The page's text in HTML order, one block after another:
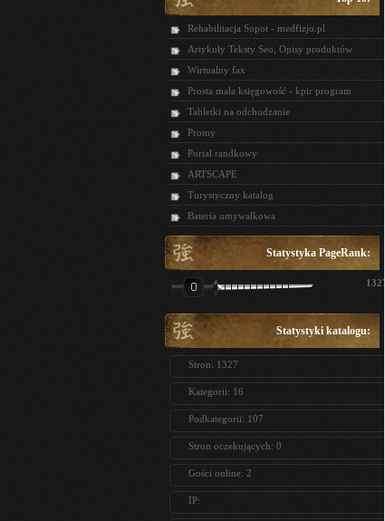
Rehabilitacja Sopot - medfizjo.pl
Artykuły Teksty Seo, Opisy produktów
Wirtualny fax
Prosta mała księgowość - kpir program
Tabletki na odchudzanie
Promy
Portal randkowy
ARTSCAPE
Turystyczny katalog
Bateria umywalkowa
Statystyka PageRank:
1327
Statystyki katalogu:
Stron: 1327
Kategorii: 16
Podkategorii: 107
Stron oczekujących: 0
Gości online: 2
IP: